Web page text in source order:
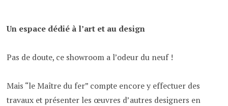
Un espace dédié à l’art et au design
Pas de doute, ce showroom a l’odeur du neuf !
Mais “le Maître du fer” compte encore y effectuer des
travaux et présenter les œuvres d’autres designers en